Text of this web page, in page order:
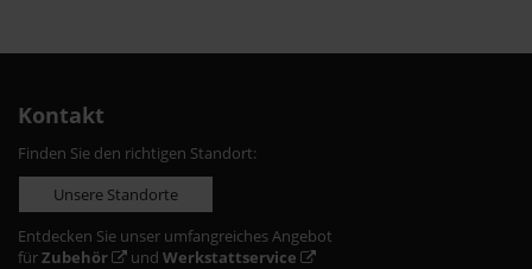
Kontakt
Finden Sie den richtigen Standort:
Unsere Standorte
Entdecken Sie unser umfangreiches Angebot
fürZubehör und Werkstattservice